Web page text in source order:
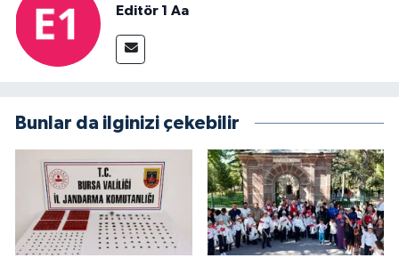
Editör 1 Aa
Bunlar da ilginizi çekebilir